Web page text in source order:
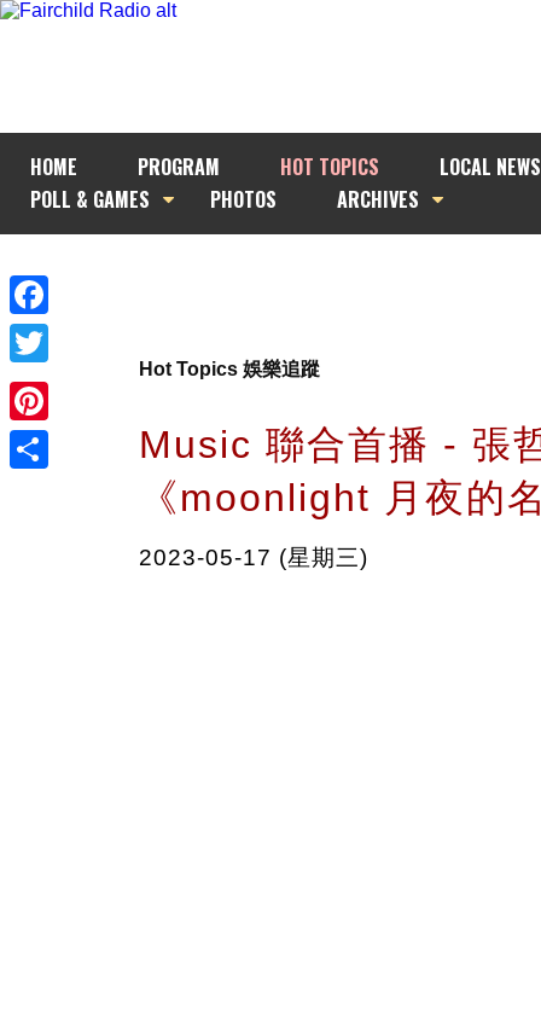
HOME PROGRAM HOT TOPICS
LOCAL NEWS
POLL & GAMES
PHOTOS ARCHIVES
Facebook
Twitter
Pinterest
Hot Topics 娛樂追蹤
Music 聯合首播 - 張
《moonlight 月夜的
2023-05-17 (星期三)